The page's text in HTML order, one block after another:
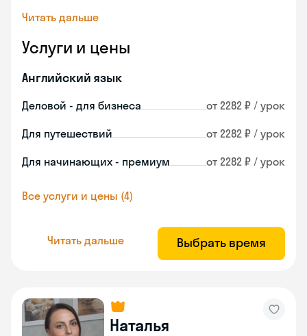
Читать дальше
Услуги и цены
Английский язык
Деловой - для бизнеса от 2282 ₽ / урок
Для путешествий от 2282 ₽ / урок
Для начинающих - премиум от 2282 ₽ / урок
Все услуги и цены (4)
Читать дальше Выбрать время
Наталья